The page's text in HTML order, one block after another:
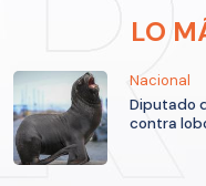
LO
Nacional
Diputado
contra